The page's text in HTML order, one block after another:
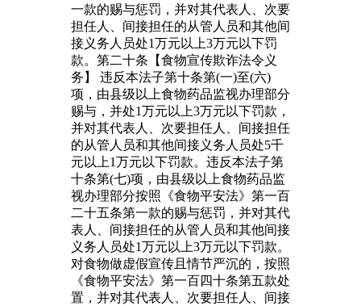
一款的赐与惩罚，并对其代表人、次要
担任人、间接担任的从管人员和其他间
接义务人员处1万元以上3万元以下罚
款。第二十条【食物宣传欺诈法令义
务】 违反本法子第十条第(一)至(六)
项，由县级以上食物药品监视办理部分
赐与，并处1万元以上3万元以下罚款，
并对其代表人、次要担任人、间接担任
的从管人员和其他间接义务人员处5千
元以上1万元以下罚款。违反本法子第
十条第(七)项，由县级以上食物药品监
视办理部分按照《食物平安法》第一百
二十五条第一款的赐与惩罚，并对其代
表人、间接担任的从管人员和其他间接
义务人员处1万元以上3万元以下罚款。
对食物做虚假宣传且情节严沉的，按照
《食物平安法》第一百四十条第五款处
置，并对其代表人、次要担任人、间接